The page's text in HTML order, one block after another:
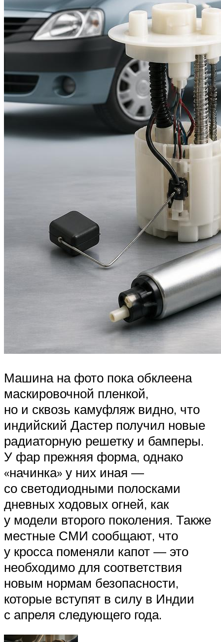
Машина на фото пока обклеена
маскировочной пленкой,
но и сквозь камуфляж видно, что
индийский Дастер получил новые
радиаторную решетку и бамперы.
У фар прежняя форма, однако
«начинка» у них иная —
со светодиодными полосками
дневных ходовых огней, как
у модели второго поколения. Также
местные СМИ сообщают, что
у кросса поменяли капот — это
необходимо для соответствия
новым нормам безопасности,
которые вступят в силу в Индии
с апреля следующего года.